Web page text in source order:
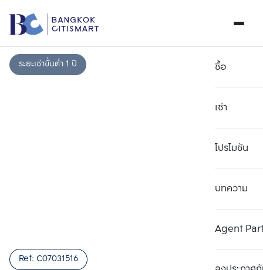
ซื้อ
เช่า
โปรโมชัน
บทความ
Agent
ระยะเช่าขั้นต่ำ 1 ปี
Ref: C07031516